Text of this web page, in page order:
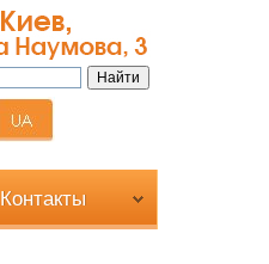
Контакты